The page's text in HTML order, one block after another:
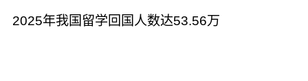
2025年我国留学回国人数达53.56万